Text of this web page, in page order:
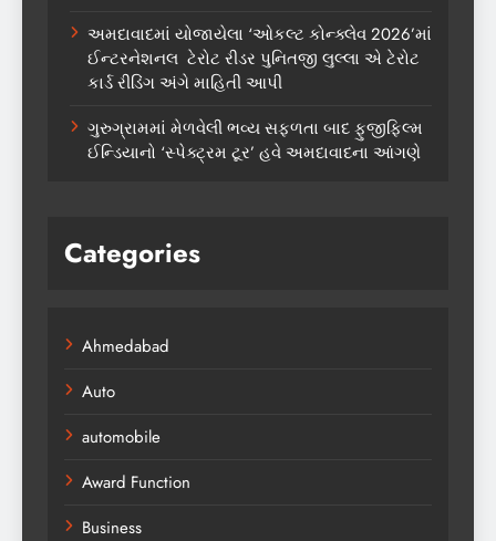
અમદાવાદમાં યોજાયેલા ‘ઓકલ્ટ કોન્ક્લેવ 2026’માં
ઈન્ટરનેશનલ ટેરોટ રીડર પુનિતજી લુલ્લા એ ટેરોટ
કાર્ડ રીડિંગ અંગે માહિતી આપી
ગુરુગ્રામમાં મેળવેલી ભવ્ય સફળતા બાદ ફુજીફિલ્મ
ઈન્ડિયાનો ‘સ્પેક્ટ્રમ ટૂર’ હવે અમદાવાદના આંગણે
Categories
Ahmedabad
Auto
automobile
Award Function
Business